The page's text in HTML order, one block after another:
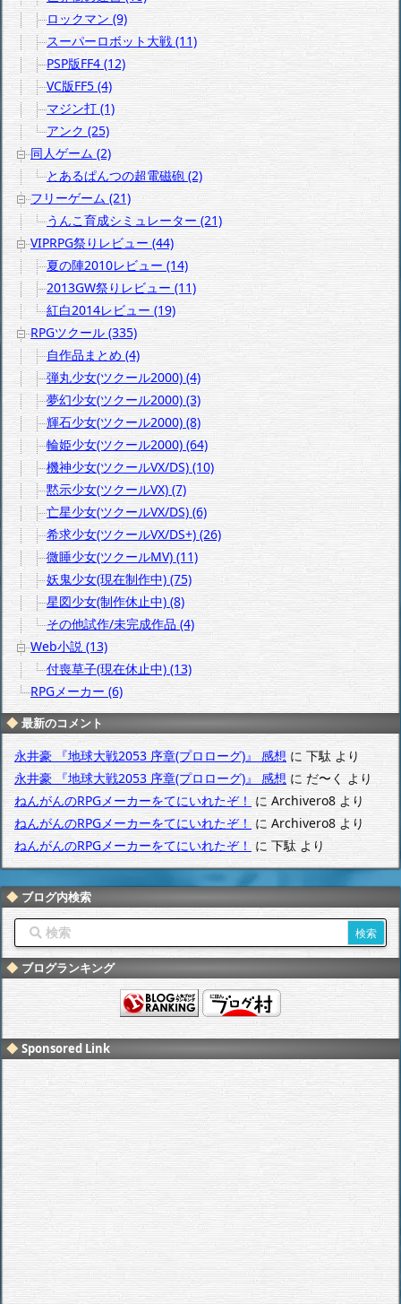
ロックマン (9)
スーパーロボット大戦 (11)
PSP版FF4 (12)
VC版FF5 (4)
マジン打 (1)
アンク (25)
同人ゲーム (2)
とあるぱんつの超電磁砲 (2)
フリーゲーム (21)
うんこ育成シミュレーター (21)
VIPRPG祭りレビュー (44)
夏の陣2010レビュー (14)
2013GW祭りレビュー (11)
紅白2014レビュー (19)
RPGツクール (335)
自作品まとめ (4)
弾丸少女(ツクール2000) (4)
夢幻少女(ツクール2000) (3)
輝石少女(ツクール2000) (8)
輪姫少女(ツクール2000) (64)
機神少女(ツクールVX/DS) (10)
黙示少女(ツクールVX) (7)
亡星少女(ツクールVX/DS) (6)
希求少女(ツクールVX/DS+) (26)
微睡少女(ツクールMV) (11)
妖鬼少女(現在制作中) (75)
星図少女(制作休止中) (8)
その他試作/未完成作品 (4)
Web小説 (13)
付喪草子(現在休止中) (13)
RPGメーカー (6)
最新のコメント
永井豪 『地球大戦2053 序章(プロローグ)』 感想に下駄より
永井豪 『地球大戦2053 序章(プロローグ)』 感想にだ〜く より
ねんがんのRPGメーカーをてにいれたぞ！ に Archivero8 より
ねんがんのRPGメーカーをてにいれたぞ！ に Archivero8より
ねんがんのRPGメーカーをてにいれたぞ！ に下駄より
ブログ内検索
ブログランキング
Sponsored Link